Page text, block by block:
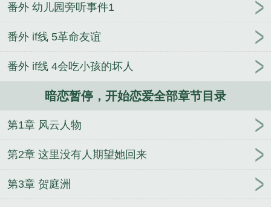
阅读笔趣阁 过分野宋霜序最后和谁结婚了
过分野
还敢逃吗1v1 过分野风情偷吻电视剧大结局
过分野
上霸
过分野演员表全名单
过分
野鸟米松 过分野电视剧免费观看全集 过分野沉思
过分野鸟松米
过分野演员表
过分野作者还有什么作
品 过分野by鸟苏米
过分野男主什么时候喜欢女主
多少版本 过分野风情偷吻电视剧免费观看
过分野金
序的
番外 幼儿园旁听事件1
番外 if线 5革命友谊
番外 if线 4会吃小孩的坏人
暗恋暂停，开始恋爱全部章节目录
第1章 风云人物
第2章 这里没有人期望她回来
第3章 贺庭洲